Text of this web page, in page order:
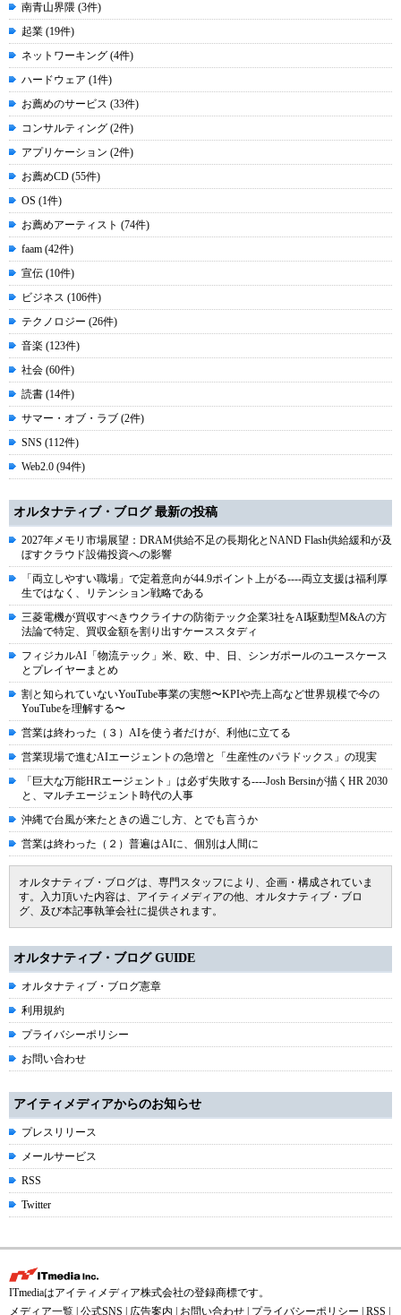
南青山界隈 (3件)
起業 (19件)
ネットワーキング (4件)
ハードウェア (1件)
お薦めのサービス (33件)
コンサルティング (2件)
アプリケーション (2件)
お薦めCD (55件)
OS (1件)
お薦めアーティスト (74件)
faam (42件)
宣伝 (10件)
ビジネス (106件)
テクノロジー (26件)
音楽 (123件)
社会 (60件)
読書 (14件)
サマー・オブ・ラブ (2件)
SNS (112件)
Web2.0 (94件)
オルタナティブ・ブログ 最新の投稿
2027年メモリ市場展望：DRAM供給不足の長期化とNAND Flash供給緩和が及
ぼすクラウド設備投資への影響
「両立しやすい職場」で定着意向が44.9ポイント上がる----両立支援は福利厚
生ではなく、リテンション戦略である
三菱電機が買収すべきウクライナの防衛テック企業3社をAI駆動型M&Aの方
法論で特定、買収金額を割り出すケーススタディ
フィジカルAI「物流テック」米、欧、中、日、シンガポールのユースケース
とプレイヤーまとめ
割と知られていないYouTube事業の実態〜KPIや売上高など世界規模で今の
YouTubeを理解する〜
営業は終わった（３）AIを使う者だけが、利他に立てる
営業現場で進むAIエージェントの急増と「生産性のパラドックス」の現実
「巨大な万能HRエージェント」は必ず失敗する----Josh Bersinが描くHR 2030
と、マルチエージェント時代の人事
沖縄で台風が来たときの過ごし方、とでも言うか
営業は終わった（２）普遍はAIに、個別は人間に
オルタナティブ・ブログは、専門スタッフにより、企画・構成されていま
す。入力頂いた内容は、アイティメディアの他、オルタナティブ・ブロ
グ、及び本記事執筆会社に提供されます。
オルタナティブ・ブログ GUIDE
オルタナティブ・ブログ憲章
利用規約
プライバシーポリシー
お問い合わせ
アイティメディアからのお知らせ
プレスリリース
メールサービス
RSS
Twitter
ITmediaはアイティメディア株式会社の登録商標です。
メディア一覧 公式SNS 広告案内 お問い合わせ プライバシーポリシー RSS